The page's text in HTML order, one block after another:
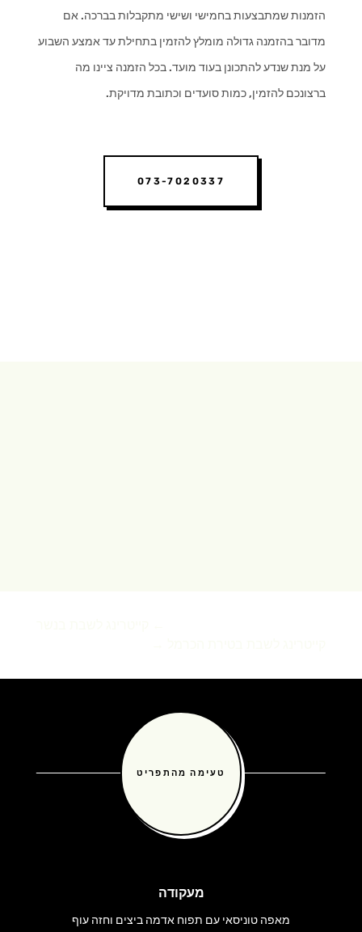
הזמנות שמתבצעות בחמישי ושישי מתקבלות בברכה. אם
מדובר בהזמנה גדולה מומלץ להזמין בתחילת עד אמצע השבוע
על מנת שנדע להתכונן בעוד מועד. בכל הזמנה ציינו מה
ברצונכם להזמין, כמות סועדים וכתובת מדויקת.
073-7020337
טעימה מהתפריט
מעקודה
מאפה טוניסאי עם תפוח אדמה ביצים וחזה עוף